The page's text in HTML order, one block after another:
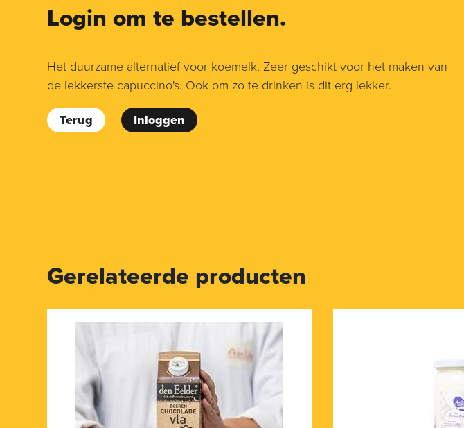
Login om te bestellen.
Het duurzame alternatief voor koemelk. Zeer geschikt voor het maken van
de lekkerste capuccino's. Ook om zo te drinken is dit erg lekker.
Terug Inloggen
Gerelateerde producten